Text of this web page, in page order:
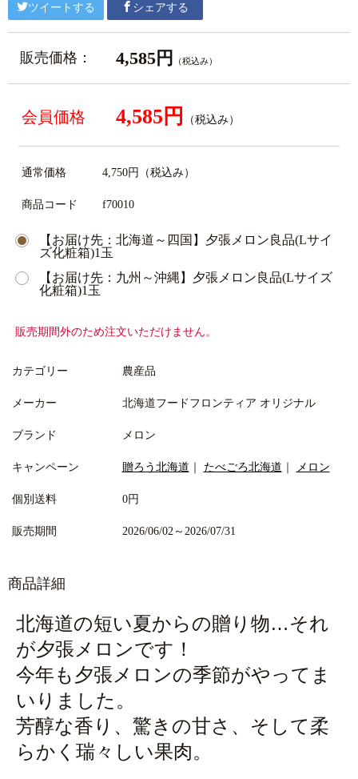
ツイートする シェアする
販売価格： 4,585円 （税込み）
会員価格 4,585円 （税込み）
通常価格 4,750円 （税込み）
商品コード f70010
【お届け先：北海道～四国】夕張メロン良品(Lサイ
ズ化粧箱)1玉
【お届け先：九州～沖縄】夕張メロン良品(Lサイズ
化粧箱)1玉
販売期間外のため注文いただけません。
カテゴリー 農産品
メーカー 北海道フードフロンティア オリジナル
ブランド メロン
キャンペーン 贈ろう北海道 たべごろ北海道 メロン
個別送料 0円
販売期間 2026/06/02～2026/07/31
商品詳細
北海道の短い夏からの贈り物…それ
が夕張メロンです！
今年も夕張メロンの季節がやってま
いりました。
芳醇な香り、驚きの甘さ、そして柔
らかく瑞々しい果肉。